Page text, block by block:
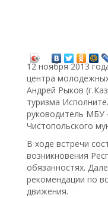
12 ноября 2013
центра
Андрей Рыков
туризма
руководитель МБУ
Чистопольского
В ходе встречи
возникновения
обязанностях.
рекомендации по
движения.